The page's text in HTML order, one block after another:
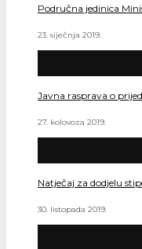
Područna jedinica
23. siječnja 2019.
Javna rasprava o
27. kolovoza 2019.
Natječaj za dodjelu
30. listopada 2019.